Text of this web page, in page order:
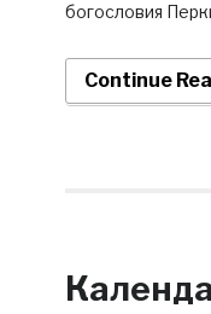
богословия
Continue